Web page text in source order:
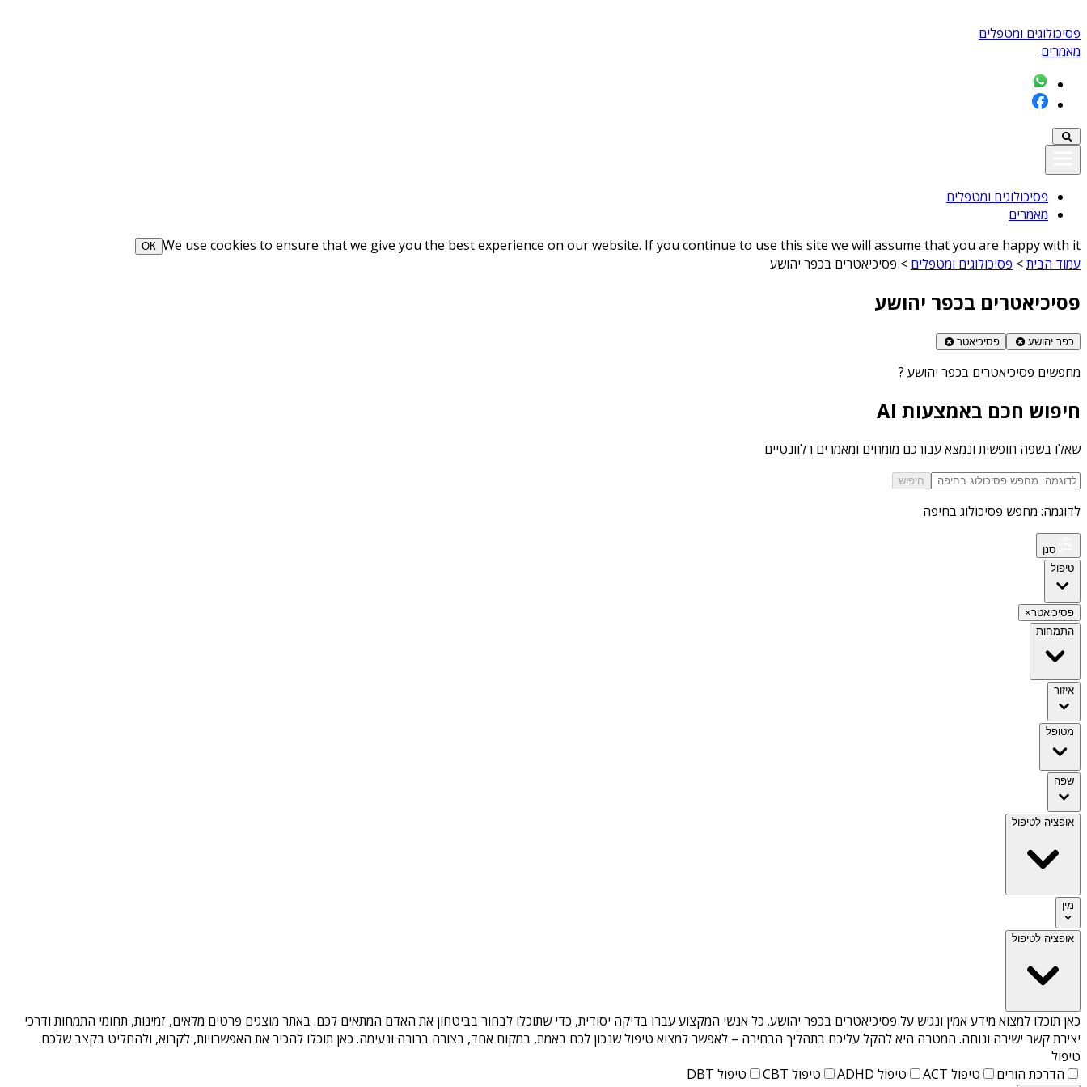
פסיכולוגים ומטפלים
מאמרים
פסיכולוגים ומטפלים
מאמרים
We use cookies to ensure that we give you the best experience on our website. If you continue to use this site we will assume that you are happy with it
ОК
עמוד הבית> פסיכולוגים ומטפלים > פסיכיאטרים בכפר יהושע
פסיכיאטרים בכפר יהושע
כפר יהושע פסיכיאטר
מחפשים פסיכיאטרים בכפר יהושע ?
חיפוש חכם באמצעות AI
שאלו בשפה חופשית ונמצא עבורכם מומחים ומאמרים רלוונטיים
חיפוש
לדוגמה: מחפש פסיכולוג בחיפה
סנן
טיפול
פסיכיאטר×
התמחות
איזור
מטופל
שפה
אופציה לטיפול
מין
אופציה לטיפול
כאן תוכלו למצוא מידע אמין ונגיש על פסיכיאטרים בכפר יהושע. כל אנשי המקצוע עברו בדיקה יסודית, כדי שתוכלו לבחור בביטחון את האדם המתאים לכם. באתר מוצגים פרטים מלאים, זמינות, תחומי התמחות ודרכי
יצירת קשר ישירה ונוחה. המטרה היא להקל עליכם בתהליך הבחירה – לאפשר למצוא טיפול שנכון לכם באמת, במקום אחד, בצורה ברורה ונעימה. כאן תוכלו להכיר את האפשרויות, לקרוא, ולהחליט בקצב שלכם.
טיפול
הדרכת הורים
טיפול ACT טיפול ADHD טיפול CBT טיפול DBT